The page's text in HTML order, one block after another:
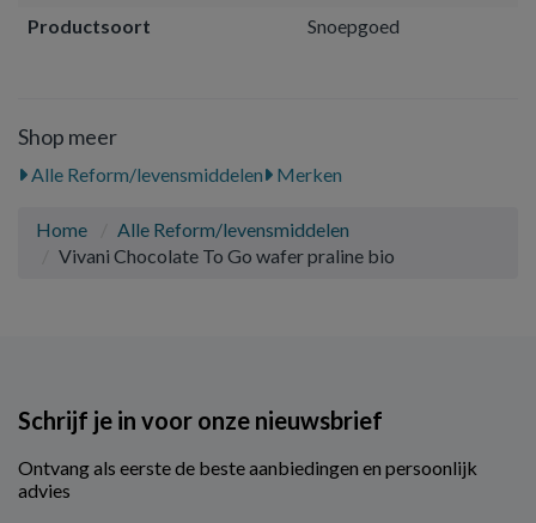
Productsoort
Snoepgoed
Shop meer
Alle Reform/levensmiddelen Merken
Home
Alle Reform/levensmiddelen
Vivani Chocolate To Go wafer praline bio
Schrijf je in voor onze nieuwsbrief
Ontvang als eerste de beste aanbiedingen en persoonlijk
advies